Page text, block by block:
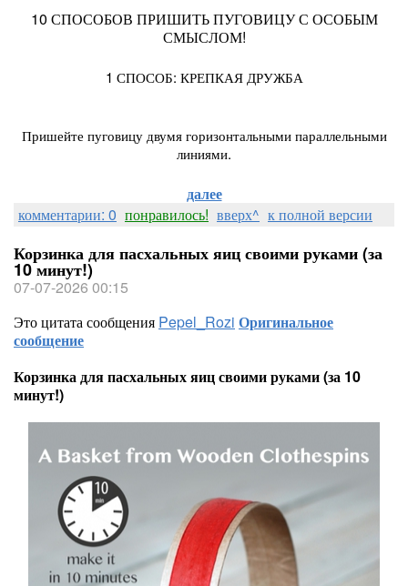
10 СПОСОБОВ ПРИШИТЬ ПУГОВИЦУ С ОСОБЫМ
СМЫСЛОМ!
1 СПОСОБ: КРЕПКАЯ ДРУЖБА
Пришейте пуговицу двумя горизонтальными параллельными
линиями.
далее
комментарии: 0 понравилось! вверх^ к полной версии
Корзинка для пасхальных яиц своими руками (за
10 минут!)
07-07-2026 00:15
Это цитата сообщения Pepel_Rozi Оригинальное
сообщение
Корзинка для пасхальных яиц своими руками (за 10
минут!)